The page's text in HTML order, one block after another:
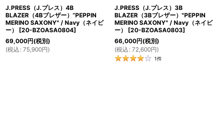
J.PRESS（J.プレス）4B
BLAZER（4Bブレザー）”PEPPIN
MERINO SAXONY" / Navy（ネイビ
ー）
[20-BZOASA0804]
69,000円(税別)
(税込 : 75,900円)
J.PRESS（J.プレス）3B
BLAZER（3Bブレザー）"PEPPIN
MERINO SAXONY" / Navy（ネイビ
ー）
[20-BZOASA0803]
66,000円(税別)
(税込 : 72,600円)
1件